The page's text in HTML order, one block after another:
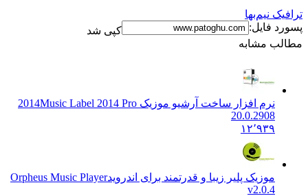
نیم‌بها
فایل:
کپی شد
مشابه
نرم افزار ساخت آرشیو موزیک 2014Music Label 2014 Pro
20.0.2908
۱۲٬۹۳۹
موزیک پلیر زیبا و قدرتمند برای اندروید Orpheus Music Player